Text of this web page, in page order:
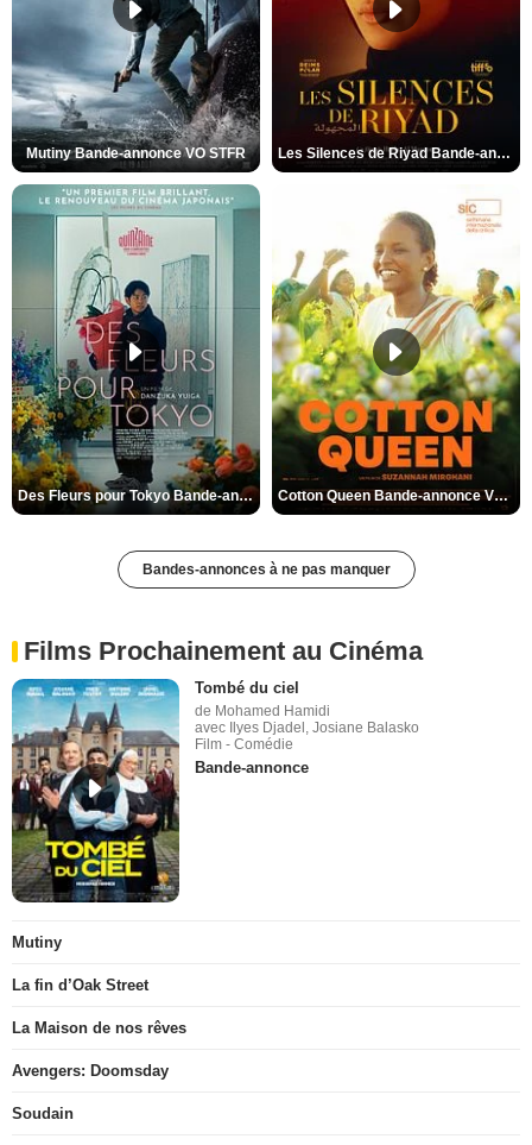
Mutiny Bande-annonce VO STFR Les Silences de Riyad Bande-annonce VO STFR
Des Fleurs pour Tokyo Bande-annonce VO STFR Cotton Queen Bande-annonce VO STFR
Bandes-annonces à ne pas manquer
Films Prochainement au Cinéma
Tombé du ciel
de Mohamed Hamidi
avec Ilyes Djadel, Josiane Balasko
Film - Comédie
Bande-annonce
Mutiny
La fin d’Oak Street
La Maison de nos rêves
Avengers: Doomsday
Soudain